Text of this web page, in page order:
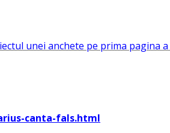
unei anchete pe prima pagina
canta-fals.html